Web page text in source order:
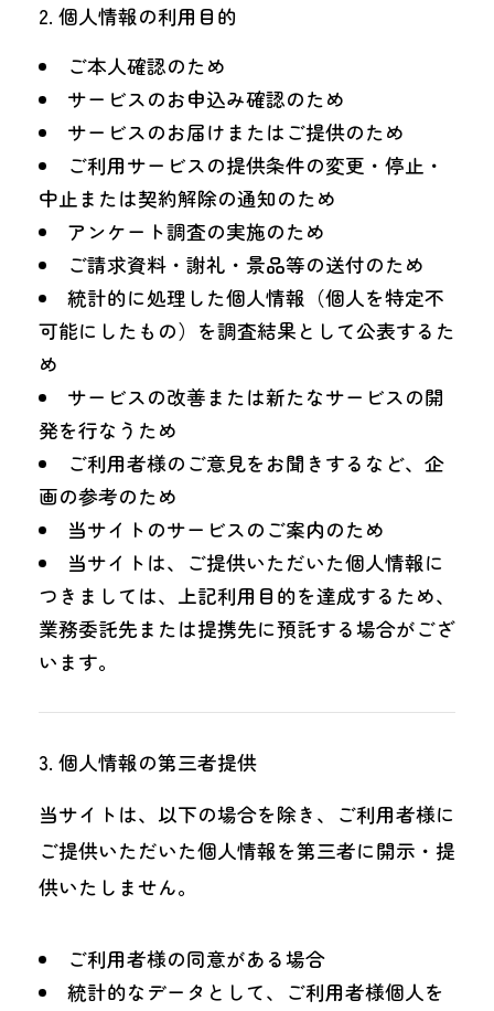
個人情報の利用目的
ご本人確認のため
サービスのお申込み確認のため
サービスのお届けまたはご提供のため
ご利用サービスの提供条件の変更・停止・
中止または契約解除の通知のため
アンケート調査の実施のため
ご請求資料・謝礼・景品等の送付のため
統計的に処理した個人情報（個人を特定不
可能にしたもの）を調査結果として公表するた
め
サービスの改善または新たなサービスの開
発を行なうため
ご利用者様のご意見をお聞きするなど、企
画の参考のため
当サイトのサービスのご案内のため
当サイトは、ご提供いただいた個人情報に
つきましては、上記利用目的を達成するため、
業務委託先または提携先に預託する場合がござ
います。
個人情報の第三者提供
当サイトは、以下の場合を除き、ご利用者様に
ご提供いただいた個人情報を第三者に開示・提
供いたしません。
ご利用者様の同意がある場合
統計的なデータとして、ご利用者様個人を